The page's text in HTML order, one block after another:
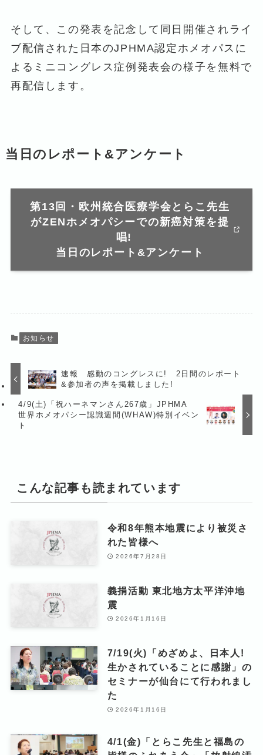
そして、この発表を記念して同日開催されライ
ブ配信された日本のJPHMA認定ホメオパスに
よるミニコングレス症例発表会の様子を無料で
再配信します。
当日のレポート&アンケート
第13回・欧州統合医療学会とらこ先生
がZENホメオパシーでの新癌対策を提
唱!
当日のレポート&アンケート
お知らせ
速報 感動のコングレスに! 2日間のレポート
&参加者の声を掲載しました!
4/9(土)「祝ハーネマンさん267歳」JPHMA
世界ホメオパシー認識週間(WHAW)特別イベン
ト
こんな記事も読まれています
令和8年熊本地震により被災さ
れた皆様へ
2026年7月28日
義捐活動 東北地方太平洋沖地
震
2026年1月16日
7/19(火)「めざめよ、日本人!
生かされていることに感謝」の
セミナーが仙台にて行われまし
た
2026年1月16日
4/1(金)「とらこ先生と福島の